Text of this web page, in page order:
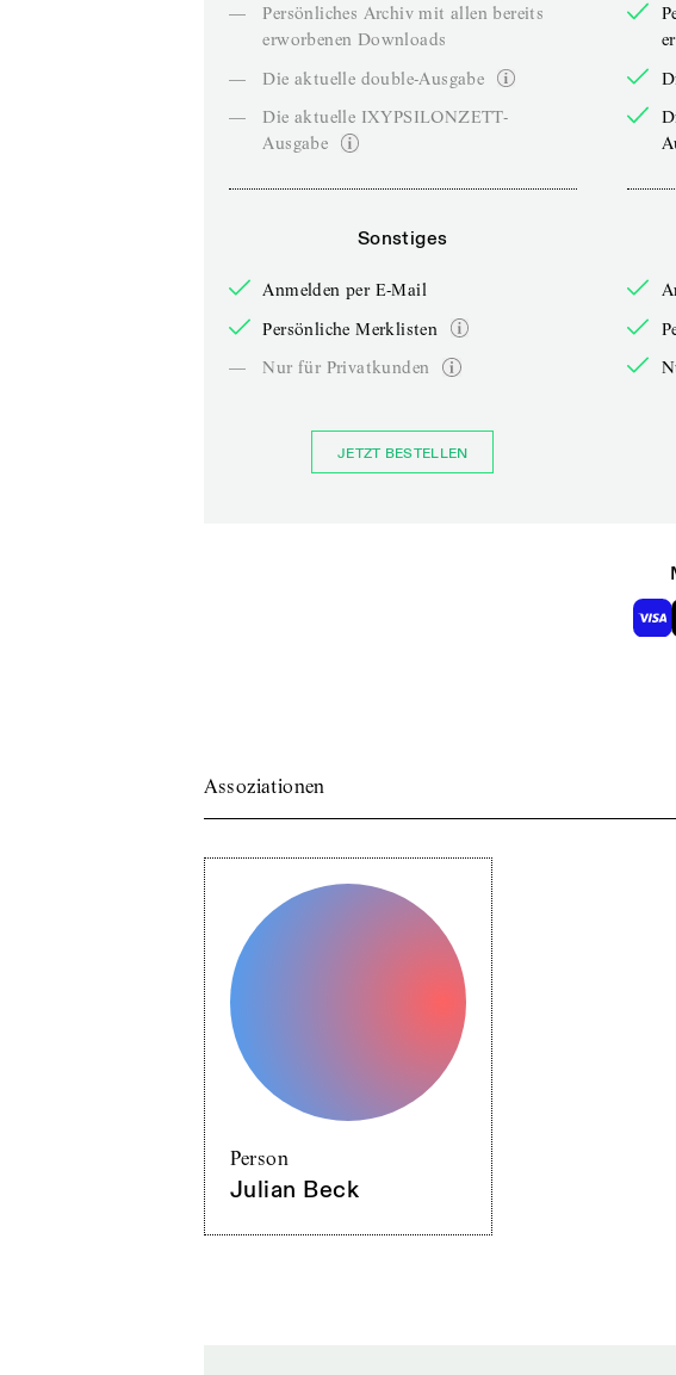
—
Persönliches Archiv mit allen bereits
erworbenen Downloads
—
Die aktuelle double-Ausgabe
—
Die aktuelle IXYPSILONZETT-
Ausgabe
Sonstiges
Anmelden per E-Mail
Persönliche Merklisten
—
Nur für Privatkunden
JETZT BESTELLEN
Assoziationen
Person
Julian Beck